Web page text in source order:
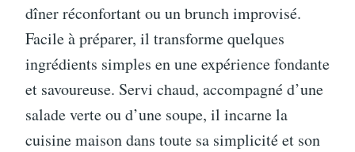
dîner réconfortant ou un brunch improvisé.
Facile à préparer, il transforme quelques
ingrédients simples en une expérience fondante
et savoureuse. Servi chaud, accompagné d’une
salade verte ou d’une soupe, il incarne la
cuisine maison dans toute sa simplicité et son